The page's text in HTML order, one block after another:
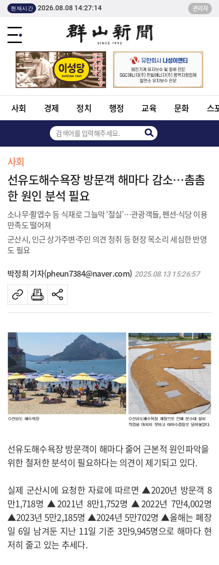
현재시간 2026.08.08 14:27:14 관리자
사회 경제 정치 행정 교육 문화 스
사회
선유도해수욕장 방문객 해마다 감소…촘촘
한 원인 분석 필요
소나무·활엽수 등 식재로 그늘막 ‘절실’…관광객들, 펜션·식당 이용
만족도 떨어져
군산시, 인근 상가주변·주민 의견 청취 등 현장 목소리 세심한 반영
도 필요
박정희 기자(pheun7384@naver.com) 2025.08.13 15:26:57
선유도해수욕장 방문객이 해마다 줄어 근본적 원인파악을
위한 철저한 분석이 필요하다는 의견이 제기되고 있다.
실제 군산시에 요청한 자료에 따르면 ▲2020년 방문객 8
만1,718명 ▲2021년 8만1,752명 ▲2022년 7만4,002명
▲2023년 5만2,185명 ▲2024년 5만702명 ▲올해는 폐장
일 6일 남겨둔 지난 11일 기준 3만9,945명으로 해마다 현
저히 줄고 있는 추세다.